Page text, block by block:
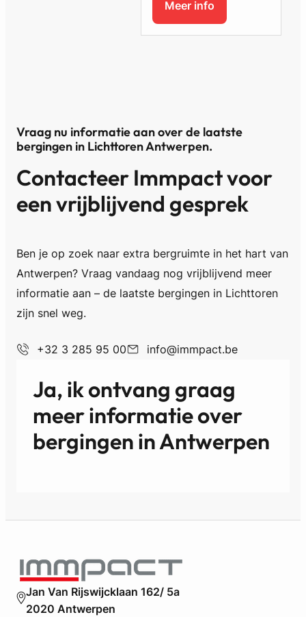
Meer info
Vraag nu informatie aan over de laatste
bergingen in Lichttoren Antwerpen.
Contacteer Immpact voor
een vrijblijvend gesprek
Ben je op zoek naar extra bergruimte in het hart van
Antwerpen? Vraag vandaag nog vrijblijvend meer
informatie aan – de laatste bergingen in Lichttoren
zijn snel weg.
+32 3 285 95 00 info@immpact.be
Ja, ik ontvang graag
meer informatie over
bergingen in Antwerpen
Jan Van Rijswijcklaan 162/ 5a
2020 Antwerpen